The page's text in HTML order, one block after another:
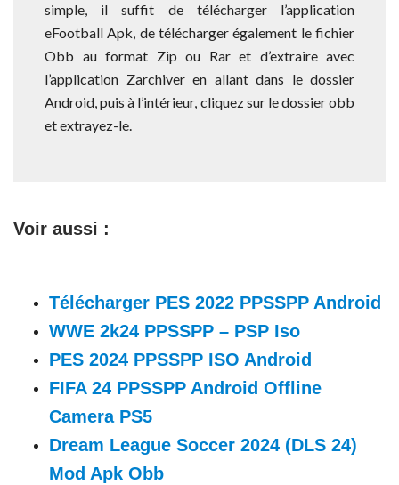
simple, il suffit de télécharger l’application
eFootball Apk, de télécharger également le fichier
Obb au format Zip ou Rar et d’extraire avec
l’application Zarchiver en allant dans le dossier
Android, puis à l’intérieur, cliquez sur le dossier obb
et extrayez-le.
Voir aussi :
Télécharger PES 2022 PPSSPP Android
WWE 2k24 PPSSPP – PSP Iso
PES 2024 PPSSPP ISO Android
FIFA 24 PPSSPP Android Offline
Camera PS5
Dream League Soccer 2024 (DLS 24)
Mod Apk Obb